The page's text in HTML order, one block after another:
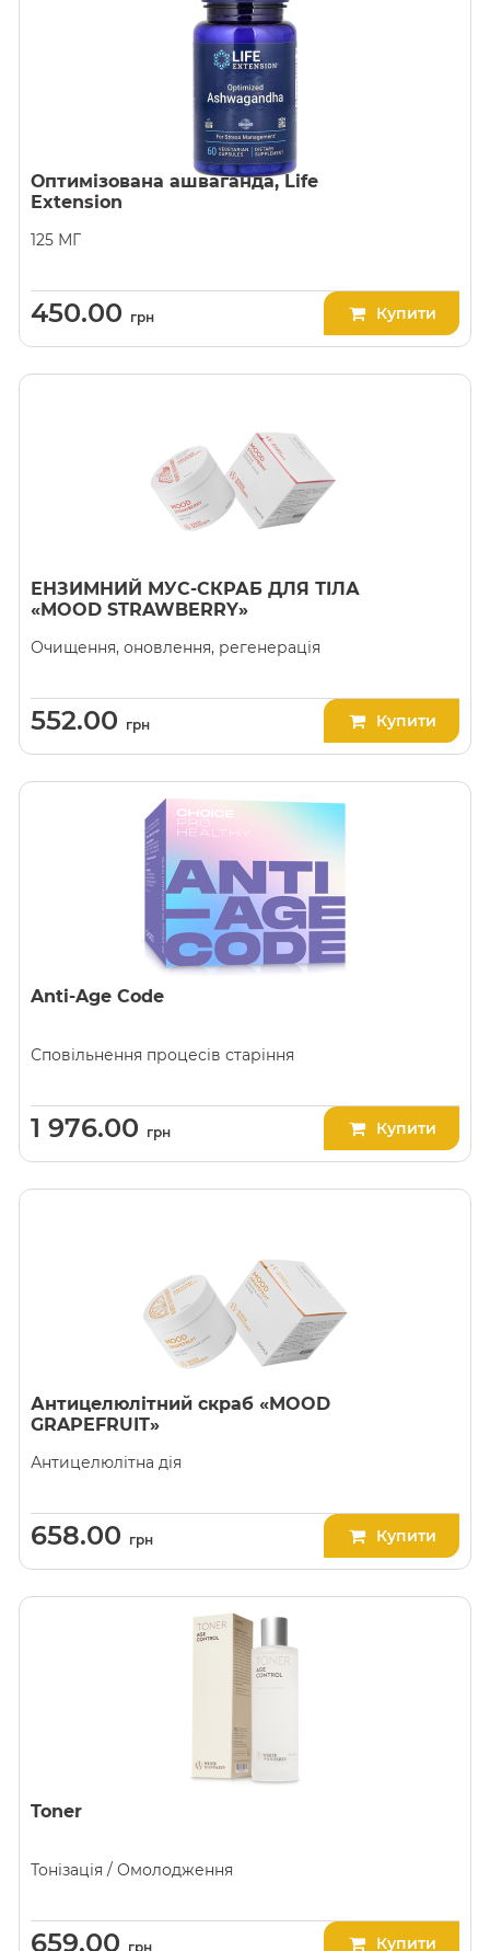
Оптимізована ашваганда, Life
Extension
125 МГ
450.00 грн Купити
ЕНЗИМНИЙ МУС-СКРАБ ДЛЯ ТІЛА
«MOOD STRAWBERRY»
Очищення, оновлення, регенерація
552.00 грн Купити
Anti-Age Code
Сповільнення процесів старіння
1 976.00 грн Купити
Антицелюлітний скраб «MOOD
GRAPEFRUIT»
Антицелюлітна дія
658.00 грн Купити
Toner
Тонізація / Омолодження
659.00 грн Купити